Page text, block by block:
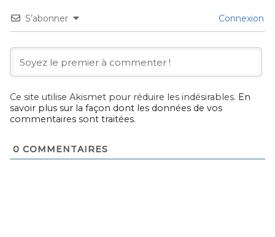
S’abonner Connexion
Ce site utilise Akismet pour réduire les indésirables. En
savoir plus sur la façon dont les données de vos
commentaires sont traitées.
0 COMMENTAIRES